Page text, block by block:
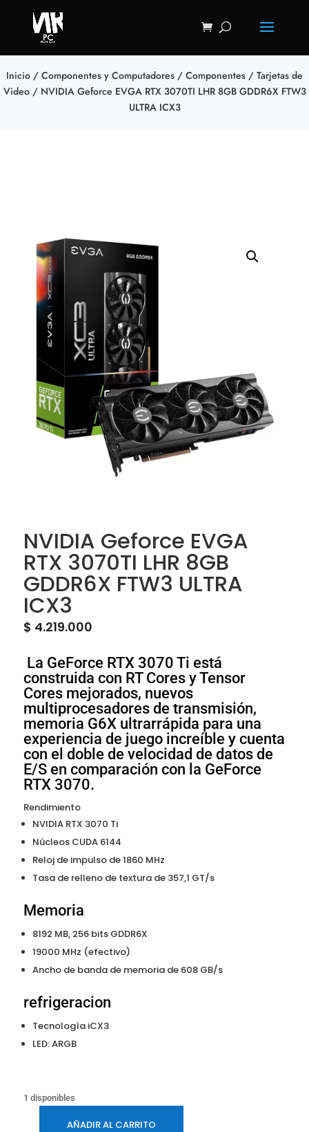
Inicio / Componentes y Computadores / Componentes / Tarjetas de
Video/ NVIDIA Geforce EVGA RTX 3070TI LHR 8GB GDDR6X FTW3
ULTRA ICX3
NVIDIA Geforce EVGA
RTX 3070TI LHR 8GB
GDDR6X FTW3 ULTRA
ICX3
$ 4.219.000
La GeForce RTX 3070 Ti está
construida con RT Cores y Tensor
Cores mejorados, nuevos
multiprocesadores de transmisión,
memoria G6X ultrarrápida para una
experiencia de juego increíble y cuenta
con el doble de velocidad de datos de
E/S en comparación con la GeForce
RTX 3070.
Rendimiento
NVIDIA RTX 3070 Ti
Núcleos CUDA 6144
Reloj de impulso de 1860 MHz
Tasa de relleno de textura de 357,1 GT/s
Memoria
8192 MB, 256 bits GDDR6X
19000 MHz (efectivo)
Ancho de banda de memoria de 608 GB/s
refrigeracion
Tecnología iCX3
LED: ARGB
1 disponibles
AÑADIR AL CARRITO